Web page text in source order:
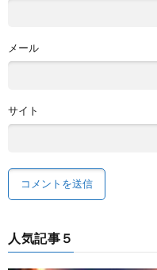
メール
サイト
人気記事５